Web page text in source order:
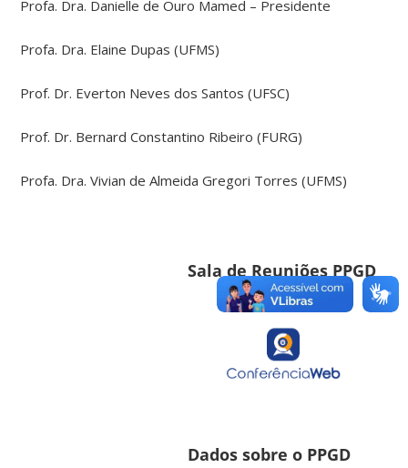
Profa. Dra. Danielle de Ouro Mamed – Presidente
Profa. Dra. Elaine Dupas (UFMS)
Prof. Dr. Everton Neves dos Santos (UFSC)
Prof. Dr. Bernard Constantino Ribeiro (FURG)
Profa. Dra. Vivian de Almeida Gregori Torres (UFMS)
Sala de Reuniões PPGD
Dados sobre o PPGD